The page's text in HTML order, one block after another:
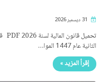
الثانية عام 1447 الموا…
إقرأ المزيد »